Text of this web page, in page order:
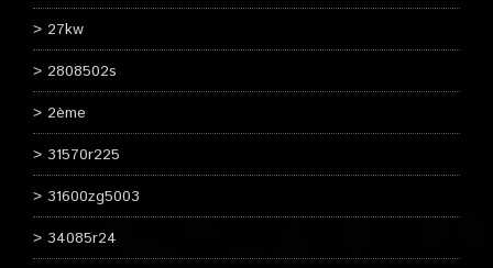
27kw
2808502s
2ème
31570r225
31600zg5003
34085r24